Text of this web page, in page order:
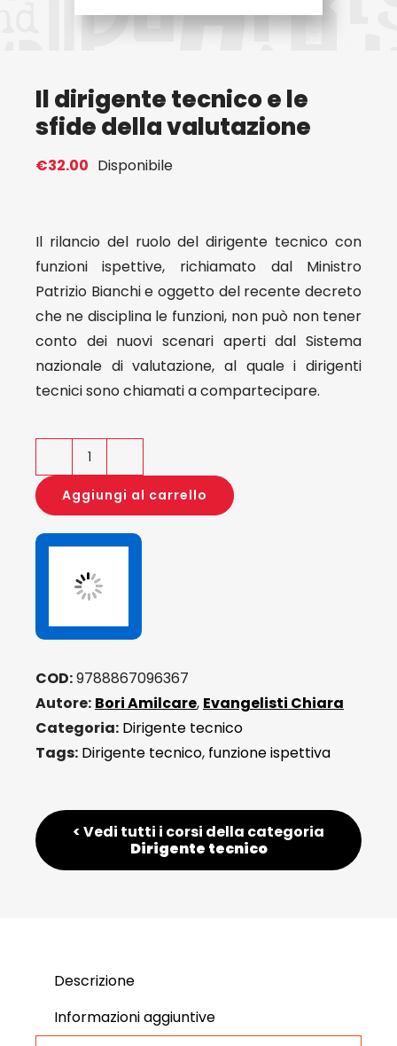
Il dirigente tecnico e le
sfide della valutazione
€32.00 Disponibile
Il rilancio del ruolo del dirigente tecnico con
funzioni ispettive, richiamato dal Ministro
Patrizio Bianchi e oggetto del recente decreto
che ne disciplina le funzioni, non può non tener
conto dei nuovi scenari aperti dal Sistema
nazionale di valutazione, al quale i dirigenti
tecnici sono chiamati a compartecipare.
Il
dirigente
tecnico
e
le
sfide
valutazione
Aggiungi al carrello
COD:9788867096367
Autore: Bori Amilcare, Evangelisti Chiara
Categoria: Dirigente tecnico
Tags: Dirigente tecnico, funzione ispettiva
< Vedi tutti i corsi della categoria
Dirigente tecnico
Descrizione
Informazioni aggiuntive